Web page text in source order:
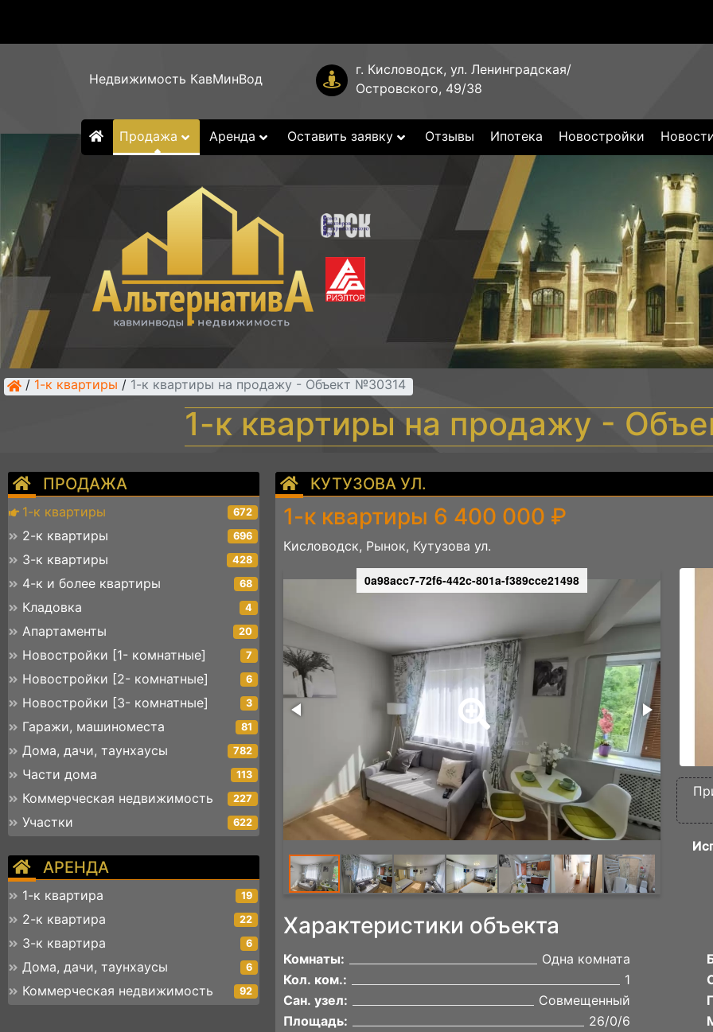
Недвижимость КавМинВод
г. Кисловодск, ул. Ленинградская/
Островского, 49/38
Продажа Аренда Оставить заявку Отзывы Ипотека Новостройки
/ 1-к квартиры / 1-к квартиры на продажу - Объект №30314
1-к квартиры на продажу -
ПРОДАЖА
1-к квартиры 672
2-к квартиры 696
3-к квартиры 428
4-к и более квартиры 68
Кладовка 4
Апартаменты 20
Новостройки [1- комнатные] 7
Новостройки [2- комнатные] 6
Новостройки [3- комнатные] 3
Гаражи, машиноместа 81
Дома, дачи, таунхаусы 782
Части дома 113
Коммерческая недвижимость 227
Участки 622
АРЕНДА
1-к квартира 19
2-к квартира 22
3-к квартира 6
Дома, дачи, таунхаусы 6
Коммерческая недвижимость 92
КУТУЗОВА УЛ.
1-к квартиры 6 400 000 ₽
Кисловодск, Рынок, Кутузова ул.
0a98acc7-72f6-442c-801a-f389cce21498
6173-4133-a203-31a0f7c427e8
Характеристики объекта
Комнаты:
Одна комната
Кол. ком.:
1
Сан. узел:
Совмещенный
Площадь:
26/0/6